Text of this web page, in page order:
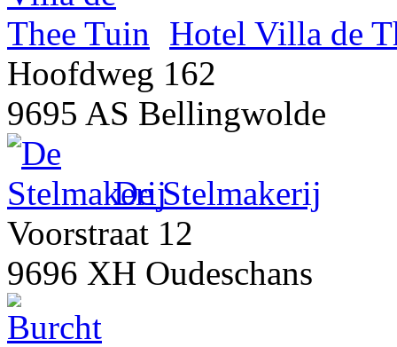
Hotel Villa de
Hoofdweg 162
9695 AS Bellingwolde
De Stelmakerij
Voorstraat 12
9696 XH Oudeschans